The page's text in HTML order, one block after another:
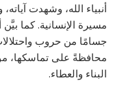
أنبياء الله، وشهدت
مسيرة الإنسانية. كما
جسامًا من حروب
محافظةً على تماسكها،
البناء والعطاء.